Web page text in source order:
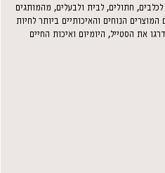
חתולים, לבית ולבעלים, מהמותגים
הנוחים והאיכותיים ביותר לחיות
את הסטייל, היומיום ואיכות החיים